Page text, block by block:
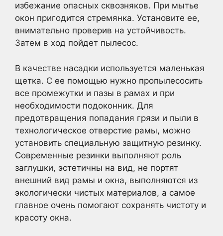
избежание опасных сквозняков. При мытье
окон пригодится стремянка. Установите ее,
внимательно проверив на устойчивость.
Затем в ход пойдет пылесос.
В качестве насадки используется маленькая
щетка. С ее помощью нужно пропылесосить
все промежутки и пазы в рамах и при
необходимости подоконник. Для
предотвращения попадания грязи и пыли в
технологическое отверстие рамы, можно
установить специальную защитную резинку.
Современные резинки выполняют роль
заглушки, эстетичны на вид, не портят
внешний вид рамы и окна, выполняются из
экологически чистых материалов, а самое
главное очень помогают сохранять чистоту и
красоту окна.